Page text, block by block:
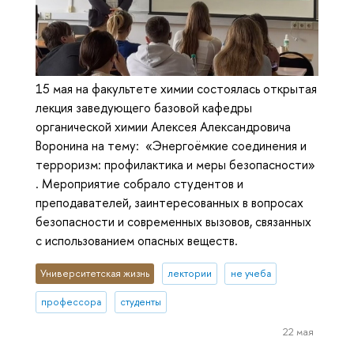
15 мая на факультете химии состоялась открытая
лекция заведующего базовой кафедры
органической химии Алексея Александровича
Воронина на тему: «Энергоёмкие соединения и
терроризм: профилактика и меры безопасности»
. Мероприятие собрало студентов и
преподавателей, заинтересованных в вопросах
безопасности и современных вызовов, связанных
с использованием опасных веществ.
Университетская жизнь лектории не учеба
профессора студенты
22 мая